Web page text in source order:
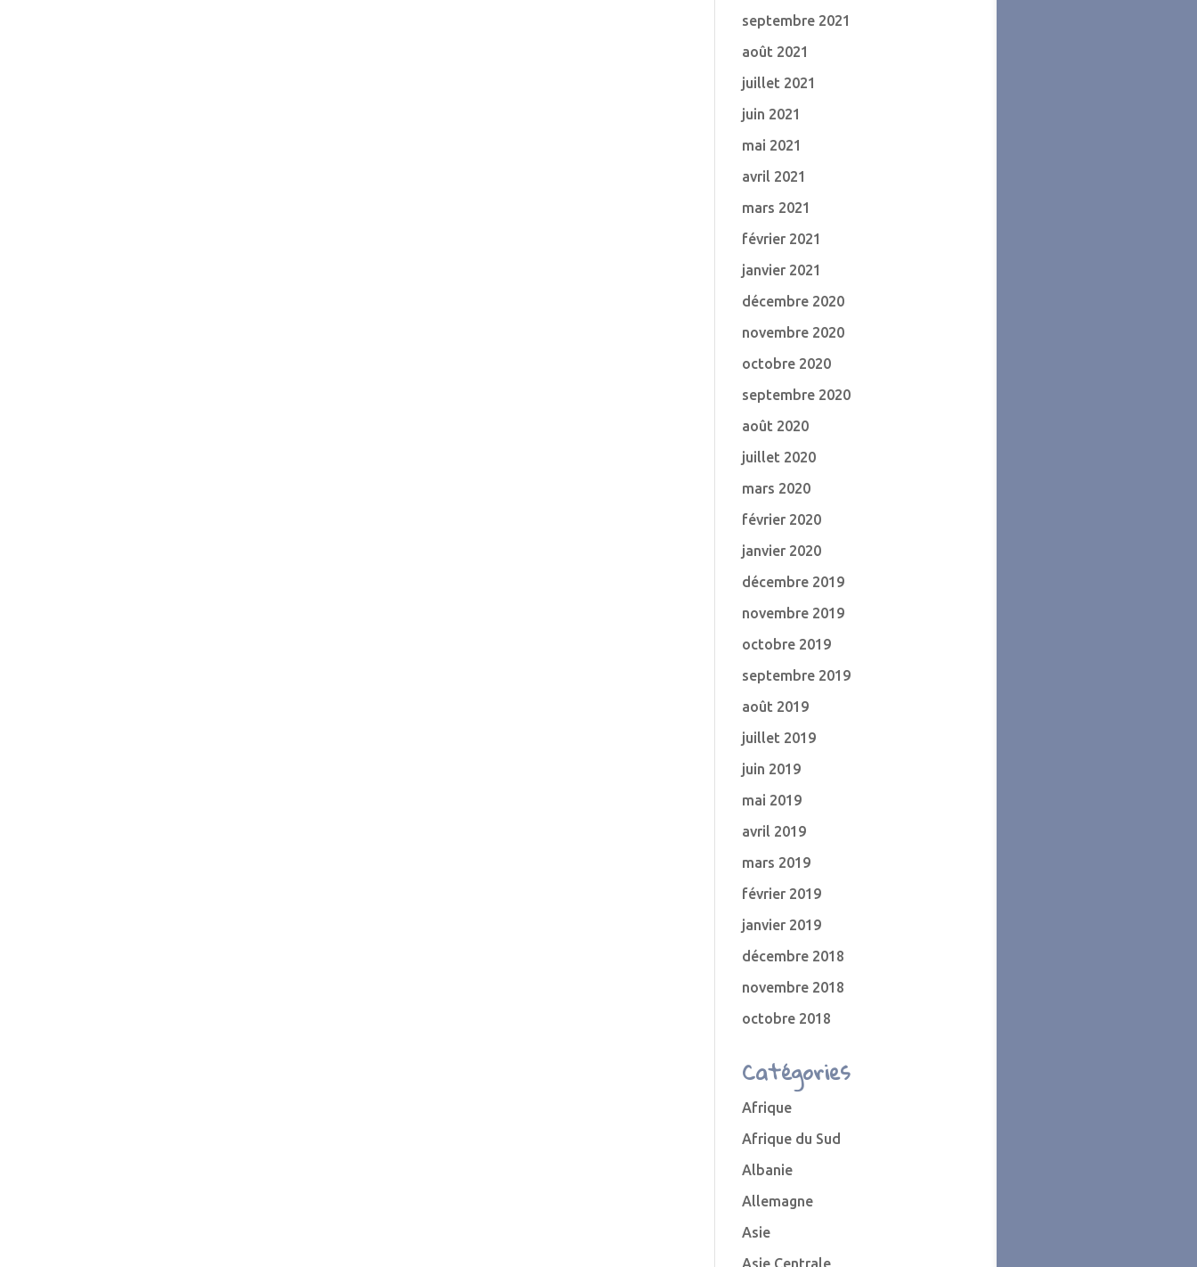
septembre 2021
août 2021
juillet 2021
juin 2021
mai 2021
avril 2021
mars 2021
février 2021
janvier 2021
décembre 2020
novembre 2020
octobre 2020
septembre 2020
août 2020
juillet 2020
mars 2020
février 2020
janvier 2020
décembre 2019
novembre 2019
octobre 2019
septembre 2019
août 2019
juillet 2019
juin 2019
mai 2019
avril 2019
mars 2019
février 2019
janvier 2019
décembre 2018
novembre 2018
octobre 2018
Catégories
Afrique
Afrique du Sud
Albanie
Allemagne
Asie
Asie Centrale